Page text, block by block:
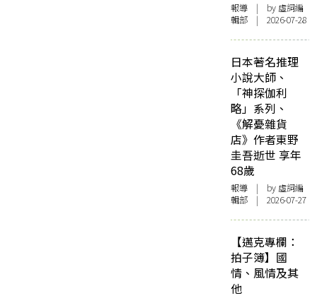
報導 | by 虛詞編
輯部 | 2026-07-28
日本著名推理
小說大師、
「神探伽利
略」系列、
《解憂雜貨
店》作者東野
圭吾逝世 享年
68歲
報導 | by 虛詞編
輯部 | 2026-07-27
【邁克專欄：
拍子簿】國
情、風情及其
他